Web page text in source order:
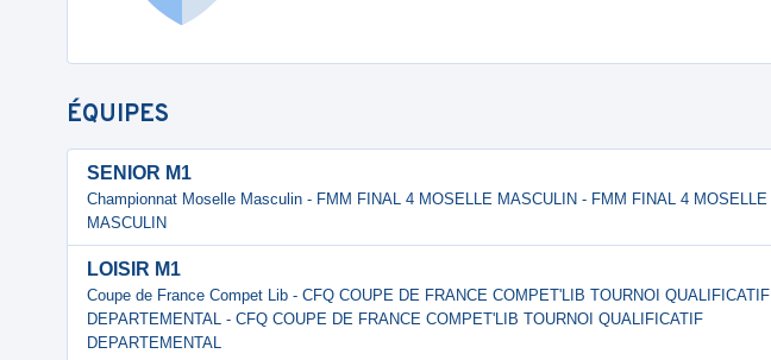
ÉQUIPES
SENIOR M1
Championnat Moselle Masculin - FMM FINAL 4 MOSELLE MASCULIN - FMM FINAL 4 MOSELLE
MASCULIN
LOISIR M1
Coupe de France Compet Lib - CFQ COUPE DE FRANCE COMPET'LIB TOURNOI QUALIFICATIF
DEPARTEMENTAL - CFQ COUPE DE FRANCE COMPET'LIB TOURNOI QUALIFICATIF
DEPARTEMENTAL